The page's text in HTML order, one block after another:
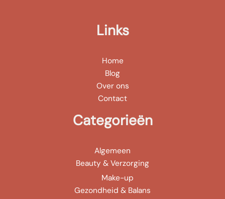
Links
Home
Blog
Over ons
Contact
Categorieën
Algemeen
Beauty & Verzorging
Make-up
Gezondheid & Balans